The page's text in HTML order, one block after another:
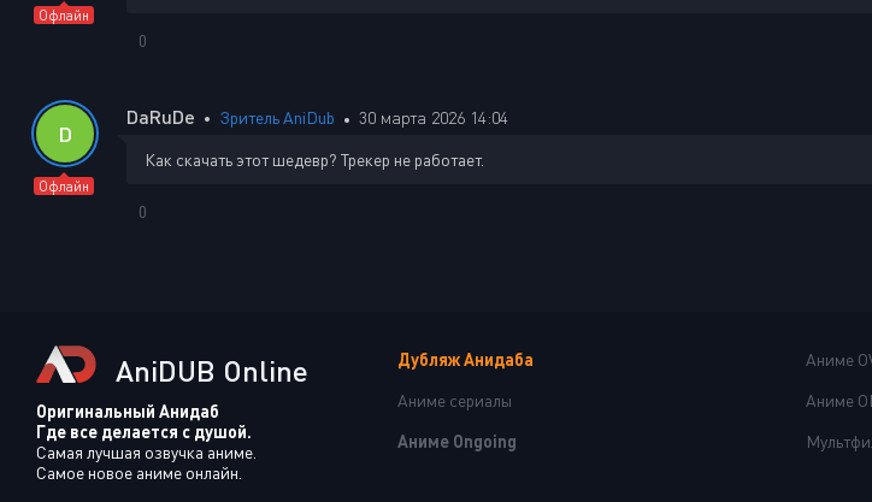
Офлайн
0
D
Офлайн
DaRuDe Зритель AniDub 30 марта 2026 14:04
Как скачать этот шедевр? Трекер не работает.
0
AniDUB Online
Оригинальный Анидаб
Где все делается с душой.
Самая лучшая озвучка аниме.
Самое новое аниме онлайн.
Дубляж Анидаба
Аниме сериалы
Аниме Ongoing
Аниме
Аниме